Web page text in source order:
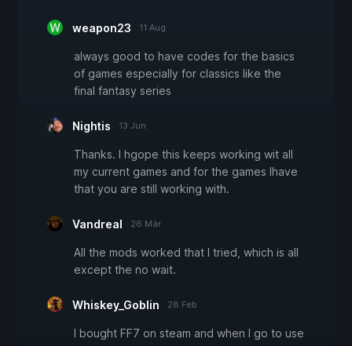
weapon23 11 Aug
always good to have codes for the basics
of games especially for classics like the
final fantasy series
Nightis 13 Jun
Thanks. I hgope this keeps working wit all
my current games and for the games Ihave
that you are still working with.
Vandreal 26 Mär
All the mods worked that I tried, which is all
except the no wait.
Whiskey_Goblin 28 Feb
I bought FF7 on steam and when I go to use